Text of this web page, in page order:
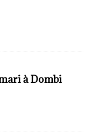
à Dombi